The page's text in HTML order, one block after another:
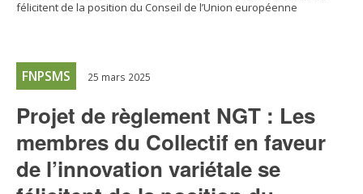
CERTIFICATION CE2+
AGPM MAÏS DOUX
AGPM MAÏS SEMENCE
félicitent de la position du Conseil de l’Union européenne
FNPSMS 25 mars 2025
Projet de règlement NGT : Les
membres du Collectif en faveur
de l’innovation variétale se